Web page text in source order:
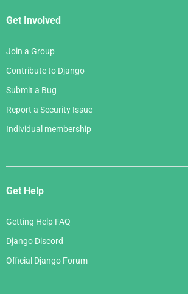
Get Involved
Join a Group
Contribute to Django
Submit a Bug
Report a Security Issue
Individual membership
Get Help
Getting Help FAQ
Django Discord
Official Django Forum